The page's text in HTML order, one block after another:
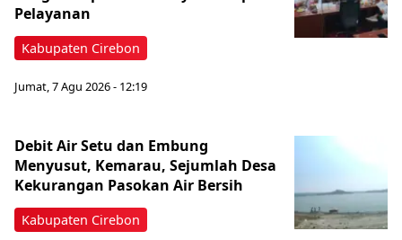
Kabupaten Cirebon
Pelayanan
Jumat, 7 Agu 2026 - 12:19
Kabupaten Cirebon
Debit Air Setu dan Embung
Menyusut, Kemarau, Sejumlah Desa
Kekurangan Pasokan Air Bersih